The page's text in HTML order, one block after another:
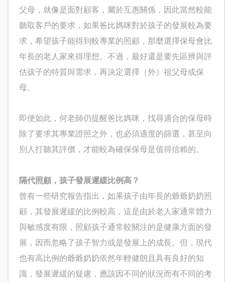
父母，就像是面對顧客，屬於互惠關係，因此當然較能
聽取客戶的要求，如果爸比媽咪對於孩子的發展較為要
求，希望孩子能得到較專業的照顧，那麼選擇保母會比
年長的老人家來得理想。不過，最好還是要先區辨與評
估孩子的特質與需求，再決定選擇（外）祖父母或保
母。
即便如此，何老師仍提醒爸比媽咪，找尋適合的保母時
除了要求其專業證照之外，也必須適度的篩選，甚至向
別人打聽其評價，才能較為確保保母是值得信賴的。
隔代照顧，孩子發展遲緩比例高？
曾有一些研究報告指出，如果孩子由年長的爺爺奶奶照
顧，其發展遲緩的比例較高，這是由於老人家通常體力
與敏感度有限，照顧孩子通常較關注的是健康方面的發
展，因而忽略了孩子智力或是發展上的成長。但，現代
也有高比例的爺爺奶奶依然年輕健朗且具有良好的知
識，發展遲緩的疑慮，應該因不同的狀況而有不同的考